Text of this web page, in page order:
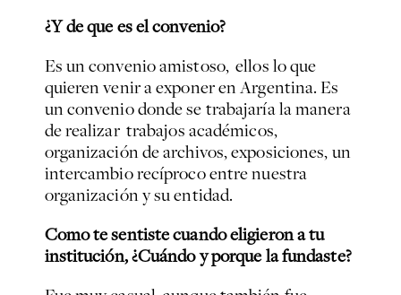
¿Y de que es el convenio?
Es un convenio amistoso, ellos lo que
quieren venir a exponer en Argentina. Es
un convenio donde se trabajaría la manera
de realizar trabajos académicos,
organización de archivos, exposiciones, un
intercambio recíproco entre nuestra
organización y su entidad.
Como te sentiste cuando eligieron a tu
institución, ¿Cuándo y porque la fundaste?